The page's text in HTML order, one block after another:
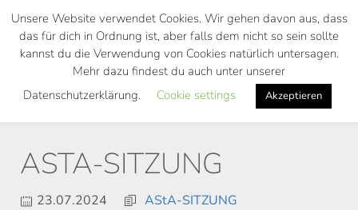
Skip
main
ASTA-SITZUNG
23.07.2024 AStA-SITZUNG
Unsere Website verwendet Cookies. Wir gehen davon aus, dass
das für dich in Ordnung ist, aber falls dem nicht so sein sollte
kannst du die Verwendung von Cookies natürlich untersagen.
Mehr dazu findest du auch unter unserer
Datenschutzerklärung.
Cookie settings Akzeptieren